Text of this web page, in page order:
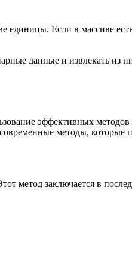
единицы. Если в массиве
данные и извлекать
эффективных методов
методы, которые
метод заключается в